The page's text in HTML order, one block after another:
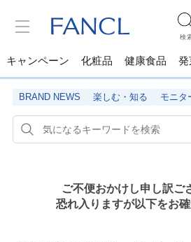
検
キャンペーン 化粧品 健康食品 発
BRAND NEWS 楽しむ・知る モニタ
ご不便おかけし申し訳ご
恐れ入りますが以下をお